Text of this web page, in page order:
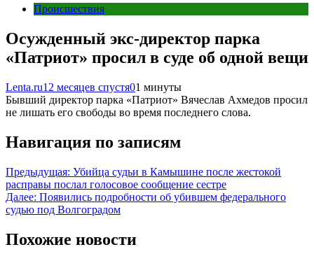
Происшествия
Осужденный экс-директор парка
«Патриот» просил в суде об одной вещи
Lenta.ru12 месяцев спустя01 минуты
Бывший директор парка «Патриот» Вячеслав Ахмедов просил
не лишать его свободы во время последнего слова.
Навигация по записям
Предыдущая: Убийца судьи в Камышине после жестокой
расправы послал голосовое сообщение сестре
Далее: Появились подробности об убившем федерального
судью под Волгоградом
Похожие новости